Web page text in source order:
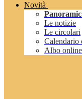
Novità
Le notizie
Le circolari
Calendario
Albo online